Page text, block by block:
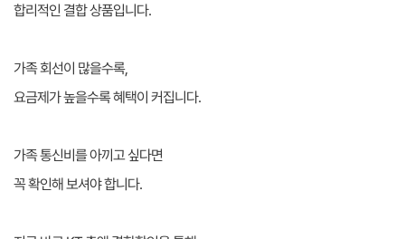
합리적인 결합 상품입니다.
가족 회선이 많을수록,
요금제가 높을수록 혜택이 커집니다.
가족 통신비를 아끼고 싶다면
꼭 확인해 보셔야 합니다.